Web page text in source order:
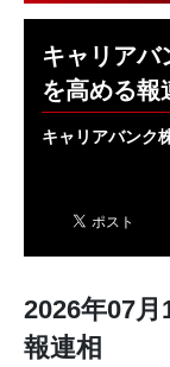
キャリアバ
を高める報
キャリアバンク
2026年07
報連相